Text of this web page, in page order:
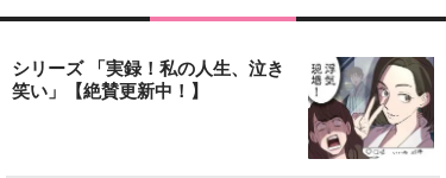
シリーズ 「実録！私の人生、泣き
笑い」【絶賛更新中！】